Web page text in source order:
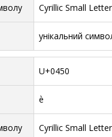
Cyrillic Small
унікальний
U+0450
ѐ
Cyrillic Small